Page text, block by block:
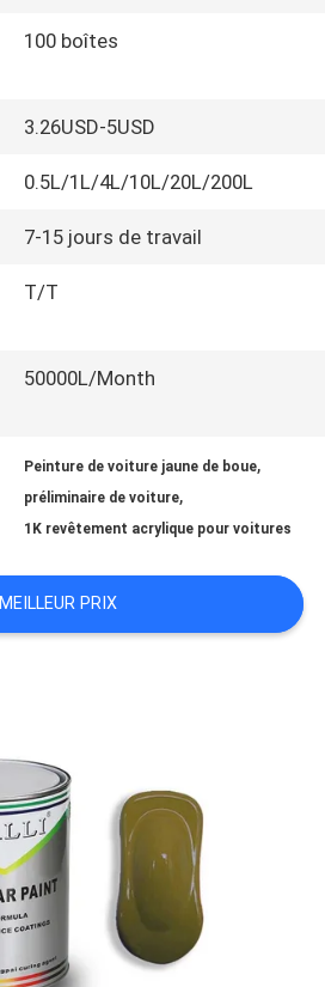
100 boîtes
3.26USD-5USD
0.5L/1L/4L/10L/20L/200L
7-15 jours de travail
T/T
50000L/Month
Peinture de voiture jaune de boue,
préliminaire de voiture,
1K revêtement acrylique pour voitures
MEILLEUR PRIX